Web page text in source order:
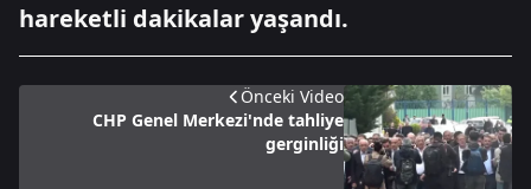
hareketli dakikalar yaşandı.
Önceki Video
CHP Genel Merkezi'nde tahliye
gerginliği